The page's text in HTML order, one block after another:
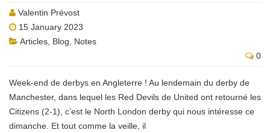
Valentin Prévost
15 January 2023
Articles Blog
Notes
0
Week-end de derbys en Angleterre ! Au lendemain du derby de
Manchester, dans lequel les Red Devils de United ont retourné les
Citizens (2-1), c’est le North London derby qui nous intéresse ce
dimanche. Et tout comme la veille, il